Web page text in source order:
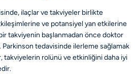
ilaçlar ve takviyeler birlikte
ve potansiyel yan etkilerine
takviyenin başlanmadan önce doktor
Parkinson tedavisinde ilerleme sağlamak
takviyelerin rolünü ve etkinliğini daha iyi